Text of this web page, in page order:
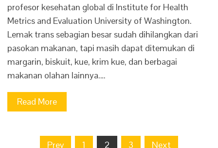
profesor kesehatan global di Institute for Health
Metrics and Evaluation University of Washington.
Lemak trans sebagian besar sudah dihilangkan dari
pasokan makanan, tapi masih dapat ditemukan di
margarin, biskuit, kue, krim kue, dan berbagai
makanan olahan lainnya.…
Read More
Prev 1 2 3 Next